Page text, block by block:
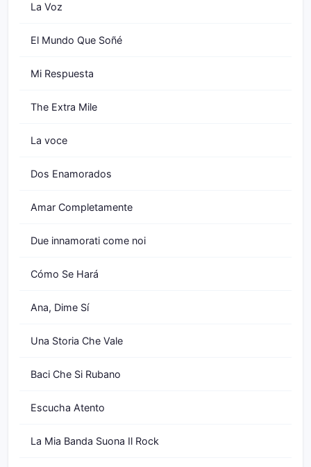
La Voz
El Mundo Que Soñé
Mi Respuesta
The Extra Mile
La voce
Dos Enamorados
Amar Completamente
Due innamorati come noi
Cómo Se Hará
Ana, Dime Sí
Una Storia Che Vale
Baci Che Si Rubano
Escucha Atento
La Mia Banda Suona Il Rock